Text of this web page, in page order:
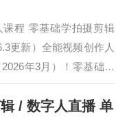
程 零基础学拍摄剪辑
更新）全能视频创作人
年3月）！零基础可
、剪辑、编导、运营全
操课+多工具教学+实战
/ 数字人直播 单